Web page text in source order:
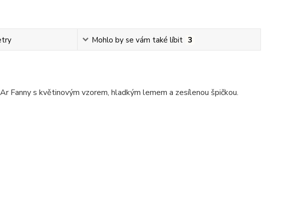
Mohlo by se vám také líbit 3
Fanny s květinovým vzorem, hladkým lemem a zesílenou špičkou.